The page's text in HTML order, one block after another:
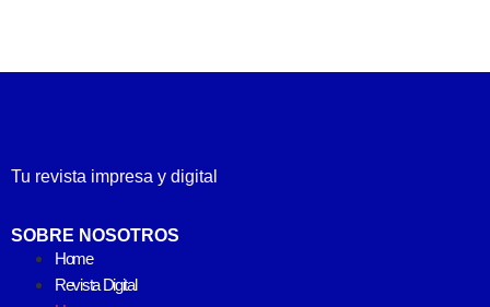
Tu revista impresa y digital
SOBRE NOSOTROS
Home
Revista Digital